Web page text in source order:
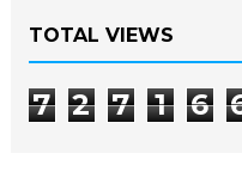
TOTAL VIEWS
7 2 7 1 6